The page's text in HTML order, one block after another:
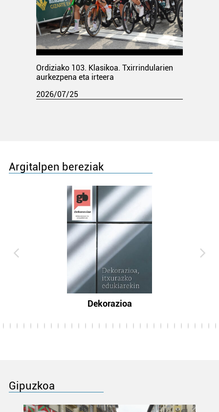
Ordiziako 103. Klasikoa. Txirrindularien
aurkezpena eta irteera
2026/07/25
Argitalpen bereziak
Dekorazioa
Gipuzkoa